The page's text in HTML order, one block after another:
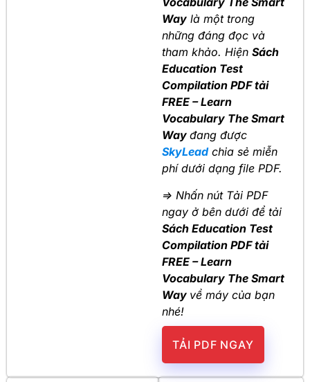
Way là một trong
những đáng đọc và
tham khảo. Hiện Sách
Education Test
Compilation PDF tải
FREE – Learn
Vocabulary The Smart
Way đang được
SkyLeadchia sẻ miễn
phí dưới dạng file PDF.
=> Nhấn nút Tải PDF
ngay ở bên dưới để tải
Sách Education Test
Compilation PDF tải
FREE – Learn
Vocabulary The Smart
Way về máy của bạn
nhé!
TẢI PDF NGAY